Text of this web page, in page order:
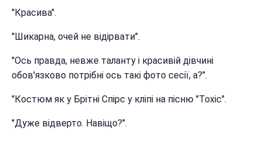
"Красива".
"Шикарна, очей не відірвати".
"Ось правда, невже таланту і красивій дівчині
обов'язково потрібні ось такі фото сесії, а?".
"Костюм як у Брітні Спірс у кліпі на пісню "Toxic".
"Дуже відверто. Навіщо?".